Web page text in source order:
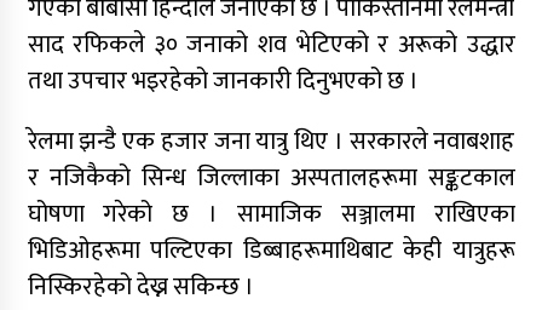
जुम्लामा बेहोस अवस्थामा फेला परेका युवाको मृत्यु
कर्णालीमा कांग्रेसका चार मन्त्रीहरूले दिए राजीनामा
गएका बीबीसी हिन्दीले जनाएको छ । पाकिस्तानमा रेलमन्त्री
साद रफिकले ३० जनाको शव भेटिएको र अरूको उद्धार
तथा उपचार भइरहेको जानकारी दिनुभएको छ ।
रेलमा झन्डै एक हजार जना यात्रु थिए । सरकारले नवाबशाह
र नजिकैको सिन्ध जिल्लाका अस्पतालहरूमा सङ्कटकाल
घोषणा गरेको छ । सामाजिक सञ्जालमा राखिएका
भिडिओहरूमा पल्टिएका डिब्बाहरूमाथिबाट केही यात्रुहरू
निस्किरहेको देख्न सकिन्छ ।